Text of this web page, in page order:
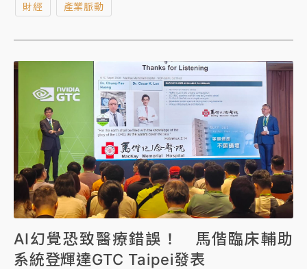
明確使用者換機誘因的產品。隨著NVDIA（輝達）於
理器，AI筆電市場有望從目前以NPU功能展示為主的階
段，進一步邁向以Agent與本地端模型運算為核心的新
財經 產業脈動
AI幻覺恐致醫療錯誤！ 馬偕臨床輔助
系統登輝達GTC Taipei發表